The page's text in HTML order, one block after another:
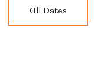
All Dates